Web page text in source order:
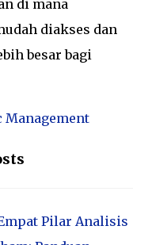
di mana
diakses dan
besar bagi
Pilar Analisis